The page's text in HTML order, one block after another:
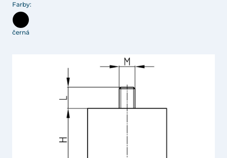
Farby:
černá